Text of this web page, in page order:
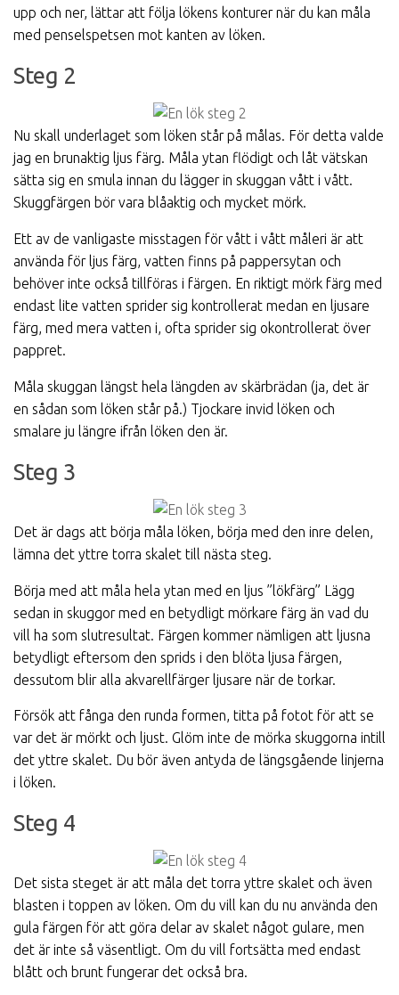
upp och ner, lättar att följa lökens konturer när du kan måla
med penselspetsen mot kanten av löken.
Steg 2
Nu skall underlaget som löken står på målas. För detta valde
jag en brunaktig ljus färg. Måla ytan flödigt och låt vätskan
sätta sig en smula innan du lägger in skuggan vått i vått.
Skuggfärgen bör vara blåaktig och mycket mörk.
Ett av de vanligaste misstagen för vått i vått måleri är att
använda för ljus färg, vatten finns på pappersytan och
behöver inte också tillföras i färgen. En riktigt mörk färg med
endast lite vatten sprider sig kontrollerat medan en ljusare
färg, med mera vatten i, ofta sprider sig okontrollerat över
pappret.
Måla skuggan längst hela längden av skärbrädan (ja, det är
en sådan som löken står på.) Tjockare invid löken och
smalare ju längre ifrån löken den är.
Steg 3
Det är dags att börja måla löken, börja med den inre delen,
lämna det yttre torra skalet till nästa steg.
Börja med att måla hela ytan med en ljus ”lökfärg” Lägg
sedan in skuggor med en betydligt mörkare färg än vad du
vill ha som slutresultat. Färgen kommer nämligen att ljusna
betydligt eftersom den sprids i den blöta ljusa färgen,
dessutom blir alla akvarellfärger ljusare när de torkar.
Försök att fånga den runda formen, titta på fotot för att se
var det är mörkt och ljust. Glöm inte de mörka skuggorna intill
det yttre skalet. Du bör även antyda de längsgående linjerna
i löken.
Steg 4
Det sista steget är att måla det torra yttre skalet och även
blasten i toppen av löken. Om du vill kan du nu använda den
gula färgen för att göra delar av skalet något gulare, men
det är inte så väsentligt. Om du vill fortsätta med endast
blått och brunt fungerar det också bra.